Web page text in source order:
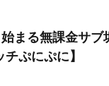
まる無課金サブ
ぷにぷに】